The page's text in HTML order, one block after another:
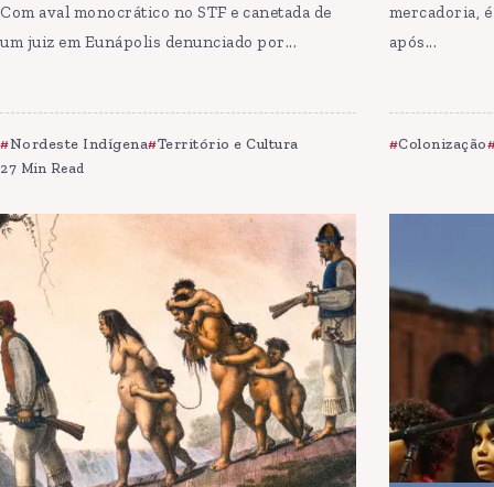
Com aval monocrático no STF e canetada de
um juiz em Eunápolis denunciado por...
Nordeste Indígena Território e Cultura
27 Min Read
mercadoria,
após...
Colonização